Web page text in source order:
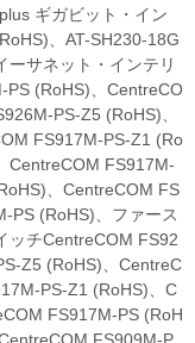
ギガビット・イン
、AT-SH230-18G
ーサネット・インテリ
PS (RoHS)、CentreCO
PS-Z5 (RoHS)、
FS917M-PS-Z1 (Ro
CentreCOM FS917M-
、CentreCOM FS
PS (RoHS)、ファース
ッチCentreCOM FS92
Z5 (RoHS)、CentreC
PS-Z1 (RoHS)、C
FS917M-PS (RoH